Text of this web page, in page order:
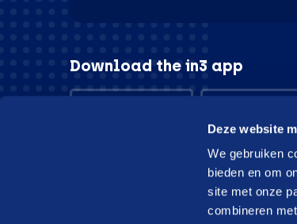
Deze website
We gebruiken
bieden en om
site met onze
combineren
Download the in3 app
© in3 - 2026 All rights reserverd